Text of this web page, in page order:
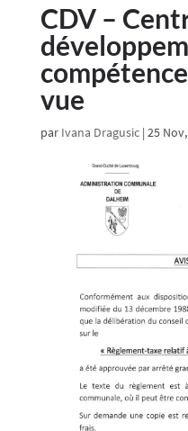
CDV –
vue
par Ivana Dragusic| 25